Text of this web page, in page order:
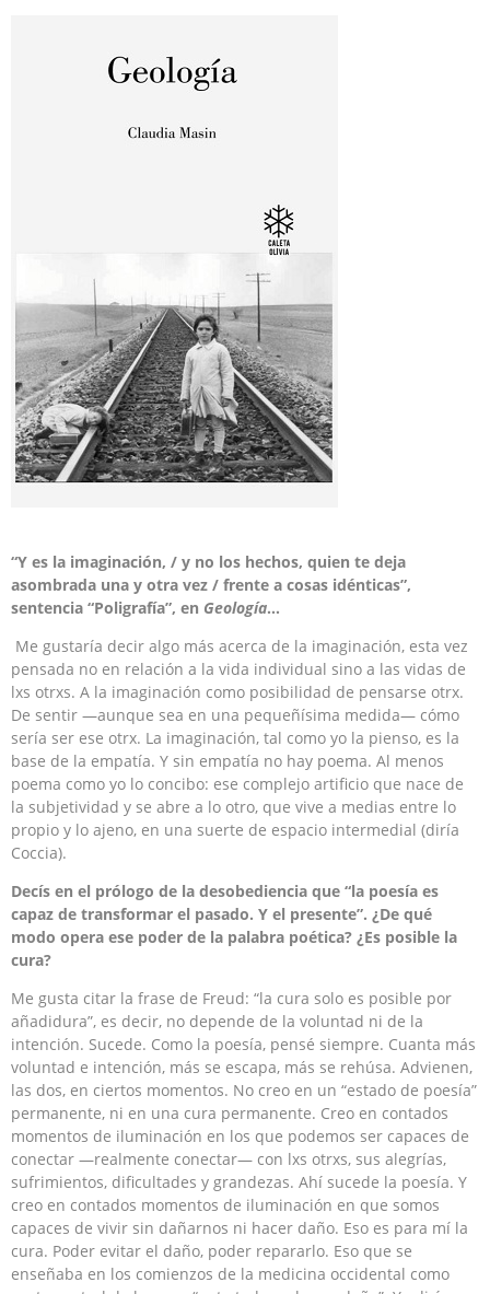
“Y es la imaginación, / y no los hechos, quien te deja
asombrada una y otra vez / frente a cosas idénticas”,
sentencia “Poligrafía”, en Geología…
Me gustaría decir algo más acerca de la imaginación, esta vez
pensada no en relación a la vida individual sino a las vidas de
lxs otrxs. A la imaginación como posibilidad de pensarse otrx.
De sentir —aunque sea en una pequeñísima medida— cómo
sería ser ese otrx. La imaginación, tal como yo la pienso, es la
base de la empatía. Y sin empatía no hay poema. Al menos
poema como yo lo concibo: ese complejo artificio que nace de
la subjetividad y se abre a lo otro, que vive a medias entre lo
propio y lo ajeno, en una suerte de espacio intermedial (diría
Coccia).
Decís en el prólogo de la desobediencia que “la poesía es
capaz de transformar el pasado. Y el presente”. ¿De qué
modo opera ese poder de la palabra poética? ¿Es posible la
cura?
Me gusta citar la frase de Freud: “la cura solo es posible por
añadidura”, es decir, no depende de la voluntad ni de la
intención. Sucede. Como la poesía, pensé siempre. Cuanta más
voluntad e intención, más se escapa, más se rehúsa. Advienen,
las dos, en ciertos momentos. No creo en un “estado de poesía”
permanente, ni en una cura permanente. Creo en contados
momentos de iluminación en los que podemos ser capaces de
conectar —realmente conectar— con lxs otrxs, sus alegrías,
sufrimientos, dificultades y grandezas. Ahí sucede la poesía. Y
creo en contados momentos de iluminación en que somos
capaces de vivir sin dañarnos ni hacer daño. Eso es para mí la
cura. Poder evitar el daño, poder repararlo. Eso que se
enseñaba en los comienzos de la medicina occidental como